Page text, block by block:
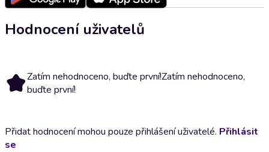
Hodnocení uživatelů
Zatím nehodnoceno, buďte první!Zatím nehodnoceno,
buďte první!
Přidat hodnocení mohou pouze přihlášení uživatelé. Přihlásit
se